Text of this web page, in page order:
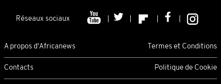
Réseaux sociaux
A propos d'Africanews Termes et Conditions
Contacts Politique de Cookie